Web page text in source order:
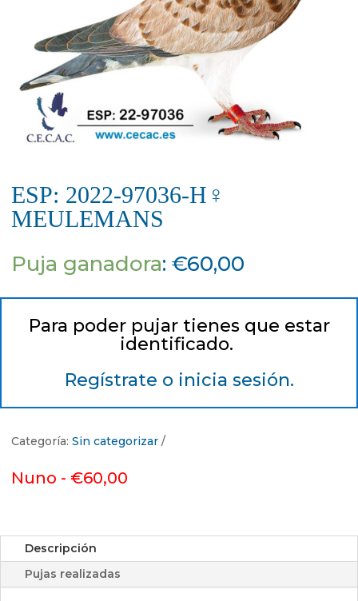
ESP: 2022-97036-H♀
MEULEMANS
Puja ganadora: €60,00
Para poder pujar tienes que estar
identificado.
Regístrate o inicia sesión.
Categoría: Sin categorizar
Nuno - €60,00
Descripción
Pujas realizadas